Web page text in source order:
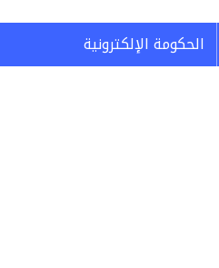
الحكومة الإلكترونية